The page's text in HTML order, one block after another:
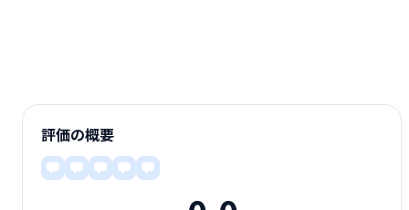
評価の概要